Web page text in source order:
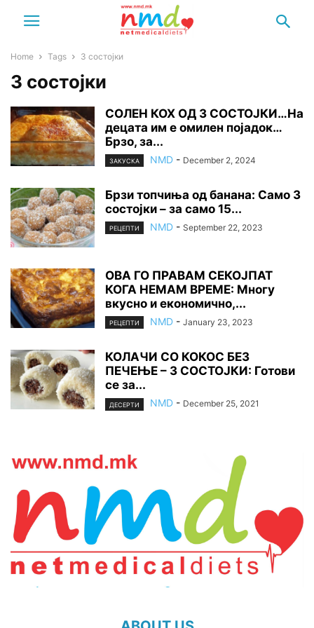
Home Tags 3 состојки
3 состојки
СОЛЕН КОХ ОД 3 СОСТОЈКИ…На
децата им е омилен појадок…
Брзо, за...
ЗАКУСКА NMD - December 2, 2024
Брзи топчиња од банана: Само 3
состојки – за само 15...
РЕЦЕПТИ NMD - September 22, 2023
ОВА ГО ПРАВАМ СЕКОЈПАТ
КОГА НЕМАМ ВРЕМЕ: Многу
вкусно и економично,...
РЕЦЕПТИ NMD - January 23, 2023
КОЛАЧИ СО КОКОС БЕЗ
ПЕЧЕЊЕ – 3 СОСТОЈКИ: Готови
се за...
ДЕСЕРТИ NMD - December 25, 2021